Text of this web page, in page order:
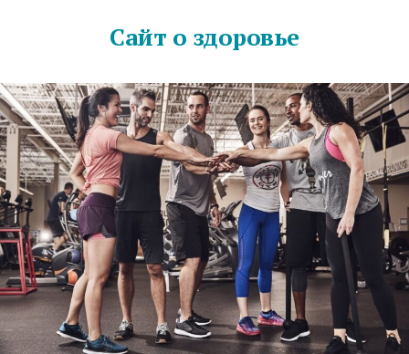
Сайт о здоровье